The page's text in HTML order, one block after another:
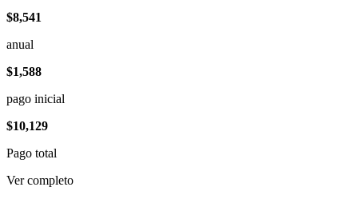
$8,541
anual
$1,588
pago inicial
$10,129
Pago total
Ver completo